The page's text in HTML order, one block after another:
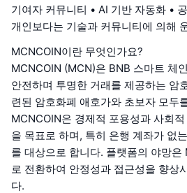
기여자 커뮤니티 • AI 기반 자동화 •
개인보다는 기술과 커뮤니티에 의해
MCNCOIN이란 무엇인가요?
MCNCOIN (MCN)은 BNB 스마트 체
안전하며 투명한 거래를 제공하는 암
련된 암호화폐 애호가와 초보자 모두
MCNCOIN은 경제적 포용성과 사회
을 목표로 하며, 특히 은행 계좌가 없
를 대상으로 합니다. 플랫폼의 야망
로 전환하여 안정성과 접근성을 향상
다.